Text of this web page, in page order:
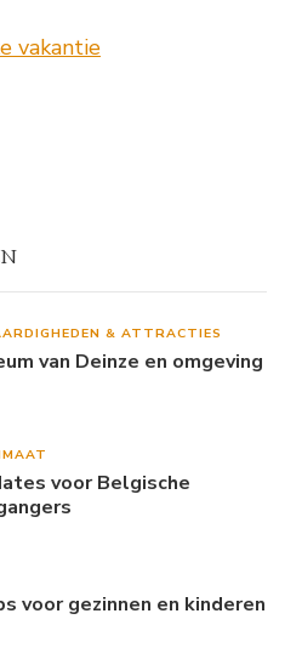
& ATTRACTIES
van Deinze en omgeving
voor Belgische
voor gezinnen en kinderen